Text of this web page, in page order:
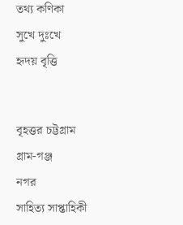
তথ্য কণিকা
সুখে দুঃখে
হৃদয় বৃত্তি
বৃহত্তর চট্টগ্রাম
গ্রাম-গঞ্জ
নগর
সাহিত্য সাপ্তাহিকী